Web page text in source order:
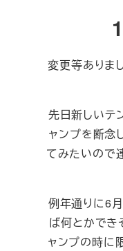
変更等ありま
先日新しいテ
ャンプを断念
てみたいので
例年通りに6
ば何とかでき
ャンプの時に